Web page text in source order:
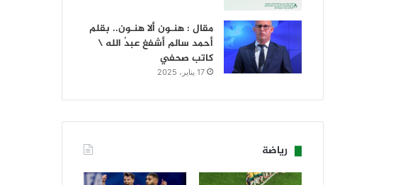
مقال : هنـون ألا هنـون.. بقلم
أحمد سالم أشفغ عبدُ الله \
كاتب صحفي
17 يناير، 2025
رياضة